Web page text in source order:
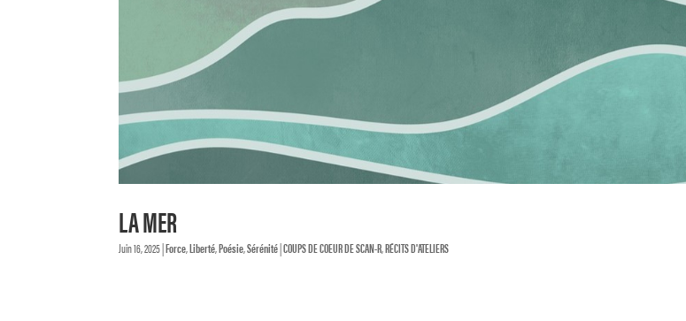
LA MER
Juin 16, 2025|Force,Liberté,Poésie,Sérénité|COUPS DE COEUR DE SCAN-R,RÉCITS D'ATELIERS